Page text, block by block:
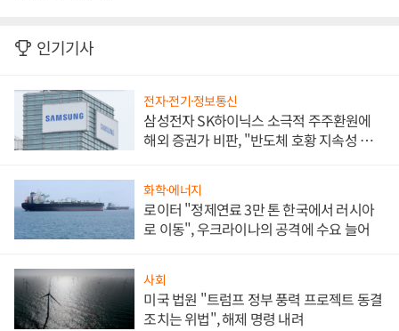
인기기사
전자·전기·정보통신
삼성전자 SK하이닉스 소극적 주주환원에
해외 증권가 비판, "반도체 호황 지속성 의
화학·에너지
로이터 "정제연료 3만 톤 한국에서 러시아
로 이동", 우크라이나의 공격에 수요 늘어
사회
미국 법원 "트럼프 정부 풍력 프로젝트 동결
조치는 위법", 해제 명령 내려